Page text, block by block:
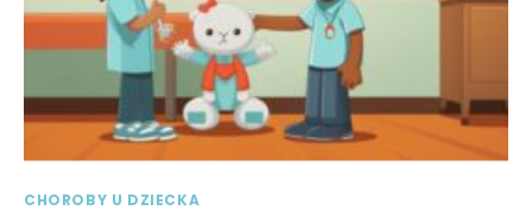
CHOROBY U DZIECKA